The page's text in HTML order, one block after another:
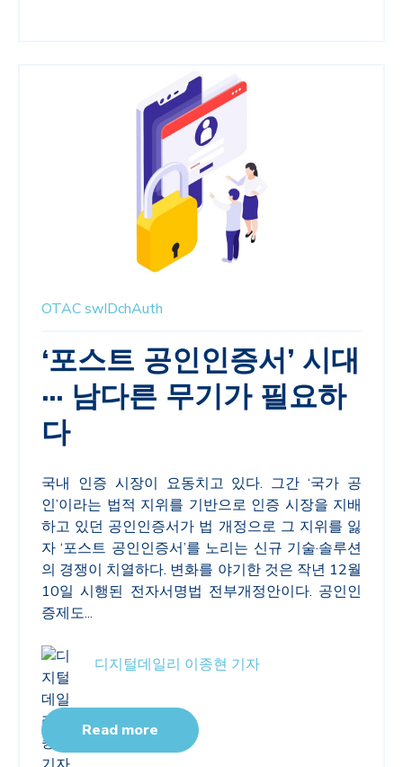
OTACswIDchAuth
‘포스트 공인인증서’ 시대
··· 남다른 무기가 필요하
다
국내 인증 시장이 요동치고 있다. 그간 ‘국가 공
인’이라는 법적 지위를 기반으로 인증 시장을 지배
하고 있던 공인인증서가 법 개정으로 그 지위를 잃
자 ‘포스트 공인인증서’를 노리는 신규 기술·솔루션
의 경쟁이 치열하다. 변화를 야기한 것은 작년 12월
10일 시행된 전자서명법 전부개정안이다. 공인인
증제도...
디지털데일리 이종현 기자
Read more